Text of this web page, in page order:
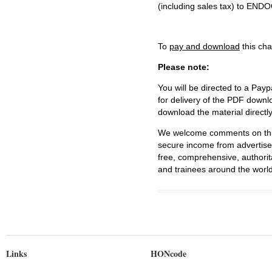
(including sales tax) to
To pay and download this
Please note:
You will be directed to a
for delivery of the PDF
download the material
We welcome comments on
secure income from
free, comprehensive,
and trainees around the
Links HONcode